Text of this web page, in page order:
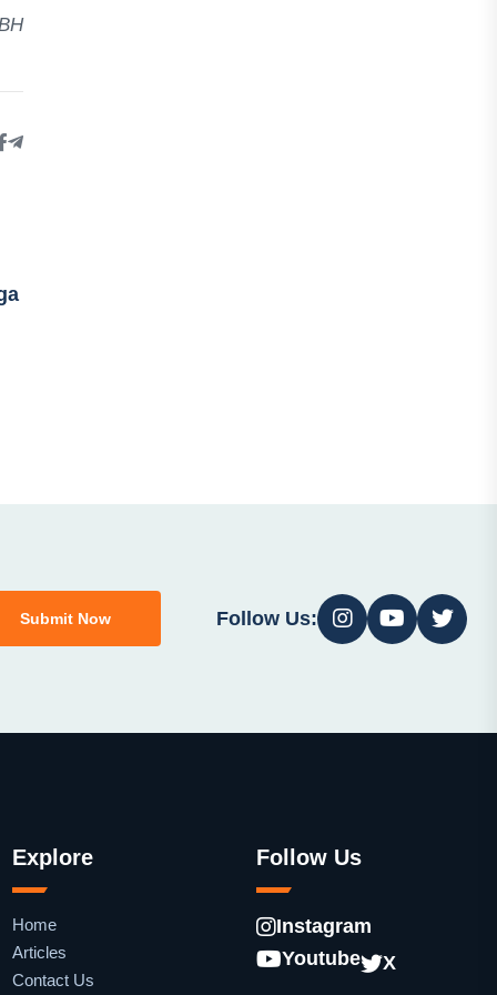
Submit Now Follow Us:
Explore
Home
Articles
Contact Us
Follow Us
Instagram
Youtube
X